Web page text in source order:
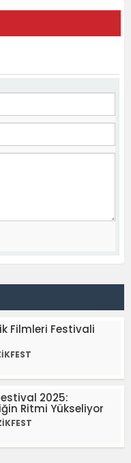
Filmleri Festivali
2025:
Ritmi Yükseliyor